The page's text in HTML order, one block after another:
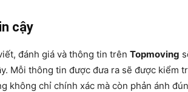
cậy
đánh giá và thông tin trên Topmoving
Mỗi thông tin được đưa ra sẽ được kiểm
không chỉ chính xác mà còn phản ánh